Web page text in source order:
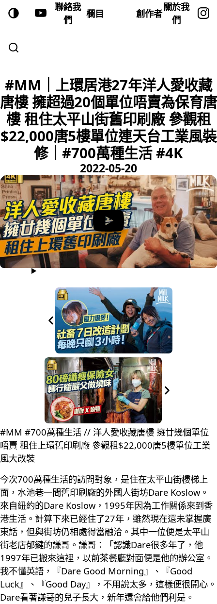
聯絡我
們
欄目 創作者
關於我
們
#MM｜上環居港27年洋人愛收藏
唐樓 擁超過20個單位唔賣為保育唐
樓 租住太平山街舊印刷廠 參觀租
$22,000唐5樓單位連天台工業風裝
修｜#700萬種生活 #4K
2022-05-20
#MM #700萬種生活 // 洋人愛收藏唐樓 擁廿幾個單位
唔賣 租住上環舊印刷廠 參觀租$22,000唐5樓單位工業
風大改裝
今次700萬種生活的訪問對象，是住在太平山街樓梯上
面，水池巷一間舊印刷廠的外國人街坊Dare Koslow。
來自紐約的Dare Koslow，1995年因為工作關係來到香
港生活。計算下來已經住了27年，雖然現在還未掌握廣
東話，但與街坊仍相處得當融洽。其中一位便是太平山
街老店郁鍵的謙哥。謙哥：「認識Dare很多年了，他
1997年已搬來這裡，以前茶餐廳對面便是他的辦公室。
我不懂英語，『Dare Good Morning』、『Good
Luck』、『Good Day』，不用說太多，這樣便很開心。
Dare看著謙哥的兒子長大，新年還會給他們利是。